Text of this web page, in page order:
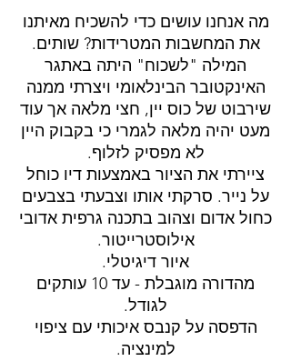
מה אנחנו עושים כדי להשכיח מאיתנו
את המחשבות המטרידות? שותים.
המילה "לשכוח" היתה באתגר
האינקטובר הבינלאומי ויצרתי ממנה
שירבוט של כוס יין, חצי מלאה אך עוד
מעט יהיה מלאה לגמרי כי בקבוק היין
לא מפסיק לזלוף.
ציירתי את הציור באמצעות דיו כוחל
על נייר. סרקתי אותו וצבעתי בצבעים
כחול אדום וצהוב בתכנה גרפית אדובי
אילוסטרייטור.
איור דיגיטלי.
מהדורה מוגבלת - עד 10 עותקים
לגודל.
הדפסה על קנבס איכותי עם ציפוי
למינציה.